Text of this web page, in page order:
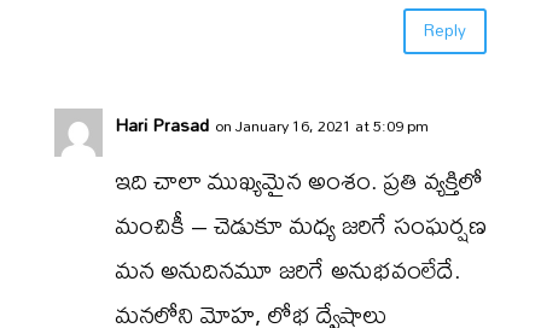
Reply
Hari Prasad on January 16, 2021 at 5:09 pm
ఇది చాలా ముఖ్యమైన అంశం. ప్రతి వ్యక్తిలో
మంచికీ – చెడుకూ మధ్య జరిగే సంఘర్షణ
మన అనుదినమూ జరిగే అనుభవంలేదే.
మనలోని మోహ, లోభ ద్వేషాలు